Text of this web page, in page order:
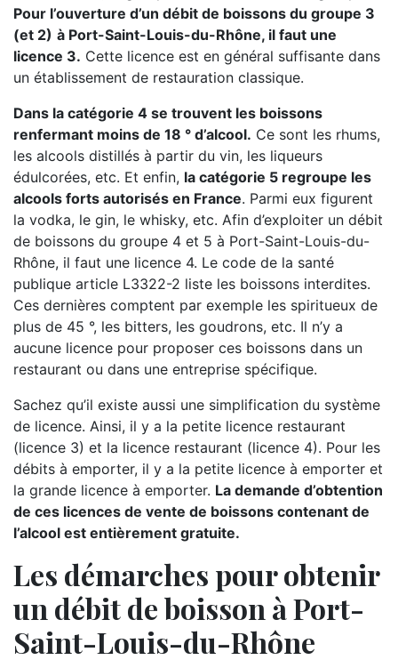
Pour l’ouverture d’un débit de boissons du groupe 3
(et 2) à Port-Saint-Louis-du-Rhône, il faut une
licence 3. Cette licence est en général suffisante dans
un établissement de restauration classique.
Dans la catégorie 4 se trouvent les boissons
renfermant moins de 18 ° d’alcool. Ce sont les rhums,
les alcools distillés à partir du vin, les liqueurs
édulcorées, etc. Et enfin, la catégorie 5 regroupe les
alcools forts autorisés en France. Parmi eux figurent
la vodka, le gin, le whisky, etc. Afin d’exploiter un débit
de boissons du groupe 4 et 5 à Port-Saint-Louis-du-
Rhône, il faut une licence 4. Le code de la santé
publique article L3322-2 liste les boissons interdites.
Ces dernières comptent par exemple les spiritueux de
plus de 45 °, les bitters, les goudrons, etc. Il n’y a
aucune licence pour proposer ces boissons dans un
restaurant ou dans une entreprise spécifique.
Sachez qu’il existe aussi une simplification du système
de licence. Ainsi, il y a la petite licence restaurant
(licence 3) et la licence restaurant (licence 4). Pour les
débits à emporter, il y a la petite licence à emporter et
la grande licence à emporter. La demande d’obtention
de ces licences de vente de boissons contenant de
l’alcool est entièrement gratuite.
Les démarches pour obtenir
un débit de boisson à Port-
Saint-Louis-du-Rhône